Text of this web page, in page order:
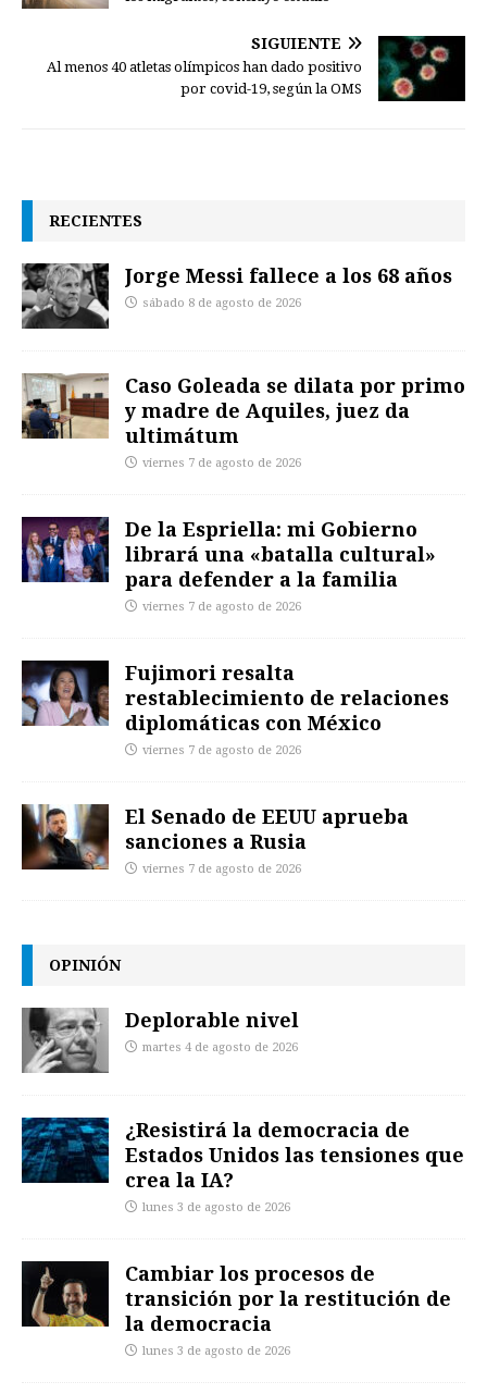
SIGUIENTE
Al menos 40 atletas olímpicos han dado positivo
por covid-19, según la OMS
RECIENTES
Jorge Messi fallece a los 68 años
sábado 8 de agosto de 2026
Caso Goleada se dilata por primo
y madre de Aquiles, juez da
ultimátum
viernes 7 de agosto de 2026
De la Espriella: mi Gobierno
librará una «batalla cultural»
para defender a la familia
viernes 7 de agosto de 2026
Fujimori resalta
restablecimiento de relaciones
diplomáticas con México
viernes 7 de agosto de 2026
El Senado de EEUU aprueba
sanciones a Rusia
viernes 7 de agosto de 2026
OPINIÓN
Deplorable nivel
martes 4 de agosto de 2026
¿Resistirá la democracia de
Estados Unidos las tensiones que
crea la IA?
lunes 3 de agosto de 2026
Cambiar los procesos de
transición por la restitución de
la democracia
lunes 3 de agosto de 2026